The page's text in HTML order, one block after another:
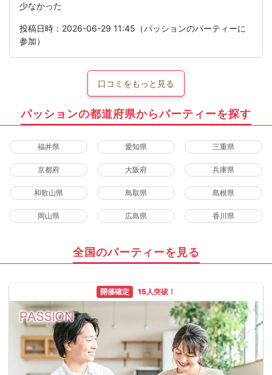
少なかった
投稿日時：2026-06-29 11:45（パッションのパーティーに
参加）
口コミをもっと見る
パッションの都道府県からパーティーを探す
福井県 愛知県 三重県
京都府 大阪府 兵庫県
和歌山県 鳥取県 島根県
岡山県 広島県 香川県
全国のパーティーを見る
開催確定 15人突破！